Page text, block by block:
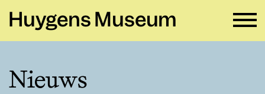
Huygens Museum
Nieuws